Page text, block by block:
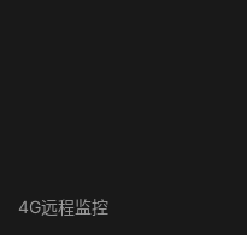
4G远程监控